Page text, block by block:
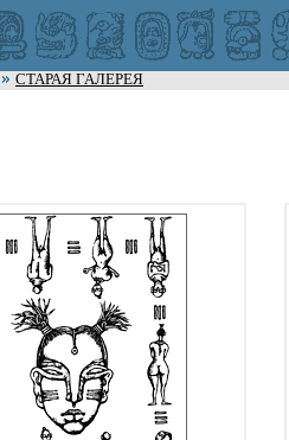
СТАРАЯ ГАЛЕРЕЯ